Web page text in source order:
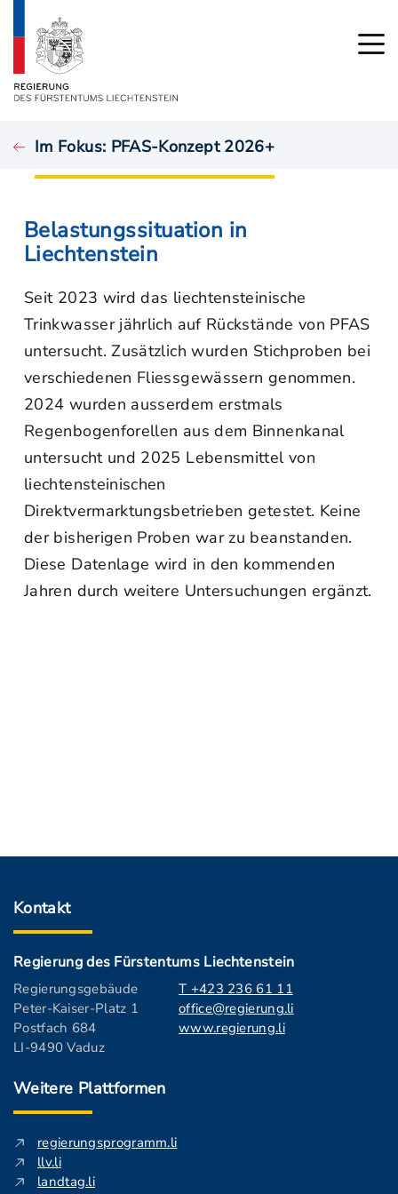
Im Fokus: PFAS-Konzept 2026+
Belastungssituation in
Liechtenstein
Seit 2023 wird das liechtensteinische
Trinkwasser jährlich auf Rückstände von PFAS
untersucht. Zusätzlich wurden Stichproben bei
verschiedenen Fliessgewässern genommen.
2024 wurden ausserdem erstmals
Regenbogenforellen aus dem Binnenkanal
untersucht und 2025 Lebensmittel von
liechtensteinischen
Direktvermarktungsbetrieben getestet. Keine
der bisherigen Proben war zu beanstanden.
Diese Datenlage wird in den kommenden
Jahren durch weitere Untersuchungen ergänzt.
Kontakt
Regierung des Fürstentums Liechtenstein
Regierungsgebäude
Peter-Kaiser-Platz 1
Postfach 684
LI-9490 Vaduz
T +423 236 61 11
office@regierung.li
www.regierung.li
Weitere Plattformen
regierungsprogramm.li
llv.li
landtag.li